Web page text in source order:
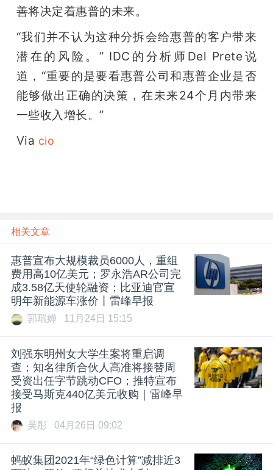
善将决定着惠普的未来。
“我们并不认为这种分拆会给惠普的客户带来
潜在的风险。” IDC的分析师Del Prete说
道，“重要的是要看惠普公司和惠普企业是否
能够做出正确的决策，在未来24个月内带来
一些收入增长。”
Via cio
相关文章
惠普宣布大规模裁员6000人，重组
费用高10亿美元；罗永浩AR公司完
成3.58亿天使轮融资；比亚迪官宣
明年新能源车涨价丨雷峰早报
郭瑞婵 11月24日 15:15
刘强东明州女大学生案将重启调
查；知名律所合伙人高准将接替周
受资出任字节跳动CFO；推特宣布
接受马斯克440亿美元收购｜雷峰早
报
吴彤 04月26日 09:02
蚂蚁集团2021年“绿色计算”减排近3